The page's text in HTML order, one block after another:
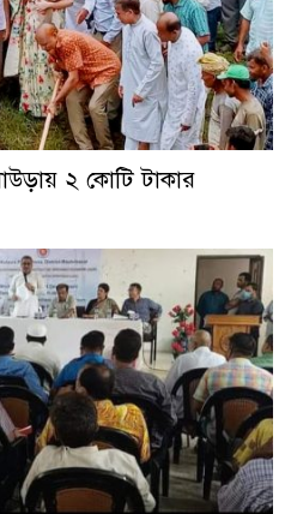
২ কোটি টাকার